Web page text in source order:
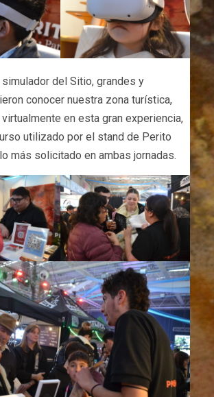
del Sitio, grandes y
conocer nuestra zona turística,
en esta gran experiencia,
utilizado por el stand de Perito
más solicitado en ambas jornadas.